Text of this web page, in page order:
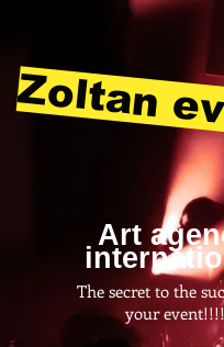
Zoltan
Art
The secret to the
your event!!!!